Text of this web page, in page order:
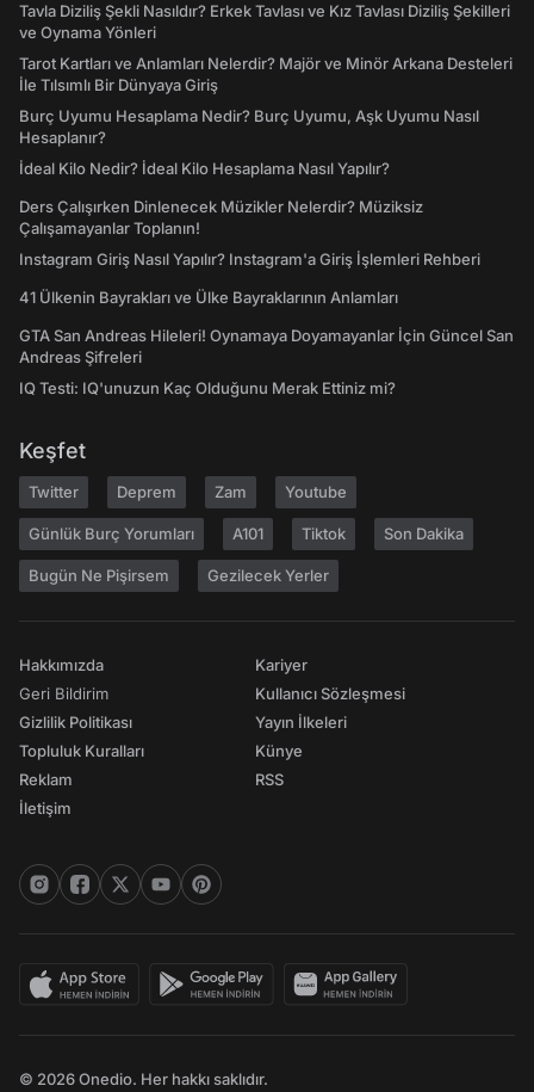
Tavla Diziliş Şekli Nasıldır? Erkek Tavlası ve Kız Tavlası Diziliş Şekilleri
ve Oynama Yönleri
Tarot Kartları ve Anlamları Nelerdir? Majör ve Minör Arkana Desteleri
İle Tılsımlı Bir Dünyaya Giriş
Burç Uyumu Hesaplama Nedir? Burç Uyumu, Aşk Uyumu Nasıl
Hesaplanır?
İdeal Kilo Nedir? İdeal Kilo Hesaplama Nasıl Yapılır?
Ders Çalışırken Dinlenecek Müzikler Nelerdir? Müziksiz
Çalışamayanlar Toplanın!
Instagram Giriş Nasıl Yapılır? Instagram'a Giriş İşlemleri Rehberi
41 Ülkenin Bayrakları ve Ülke Bayraklarının Anlamları
GTA San Andreas Hileleri! Oynamaya Doyamayanlar İçin Güncel San
Andreas Şifreleri
IQ Testi: IQ'unuzun Kaç Olduğunu Merak Ettiniz mi?
Keşfet
Twitter Deprem Zam Youtube
Günlük Burç Yorumları A101 Tiktok Son Dakika
Bugün Ne Pişirsem Gezilecek Yerler
Hakkımızda
Geri Bildirim
Gizlilik Politikası
Topluluk Kuralları
Reklam
İletişim
Kariyer
Kullanıcı Sözleşmesi
Yayın İlkeleri
Künye
RSS
© 2026 Onedio. Her hakkı saklıdır.